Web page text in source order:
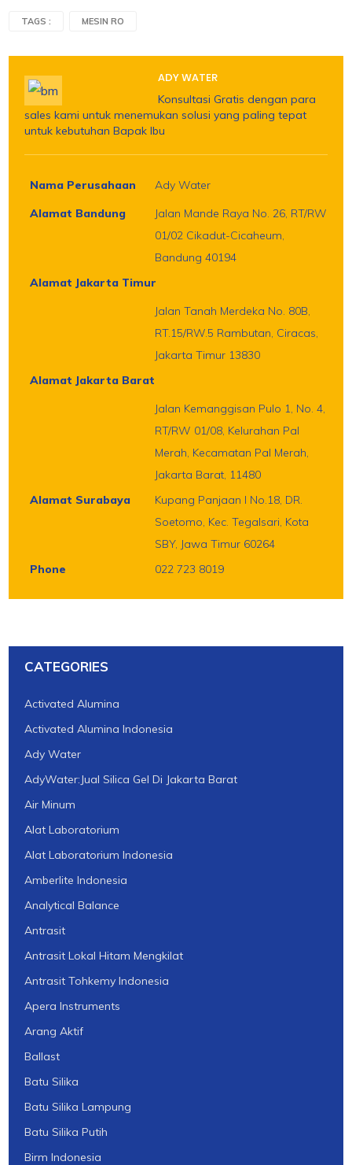
TAGS : MESIN RO
ADY WATER
Konsultasi Gratis dengan para
sales kami untuk menemukan solusi yang paling tepat
untuk kebutuhan Bapak Ibu
Nama Perusahaan
Ady Water
Alamat Bandung
Jalan Mande Raya No. 26, RT/RW
01/02 Cikadut-Cicaheum,
Bandung 40194
Alamat Jakarta Timur
Jalan Tanah Merdeka No. 80B,
RT.15/RW.5 Rambutan, Ciracas,
Jakarta Timur 13830
Alamat Jakarta Barat
Jalan Kemanggisan Pulo 1, No. 4,
RT/RW 01/08, Kelurahan Pal
Merah, Kecamatan Pal Merah,
Jakarta Barat, 11480
Alamat Surabaya
Kupang Panjaan I No.18, DR.
Soetomo, Kec. Tegalsari, Kota
SBY, Jawa Timur 60264
Phone
022 723 8019
CATEGORIES
Activated Alumina
Activated Alumina Indonesia
Ady Water
AdyWater:Jual Silica Gel Di Jakarta Barat
Air Minum
Alat Laboratorium
Alat Laboratorium Indonesia
Amberlite Indonesia
Analytical Balance
Antrasit
Antrasit Lokal Hitam Mengkilat
Antrasit Tohkemy Indonesia
Apera Instruments
Arang Aktif
Ballast
Batu Silika
Batu Silika Lampung
Batu Silika Putih
Birm Indonesia